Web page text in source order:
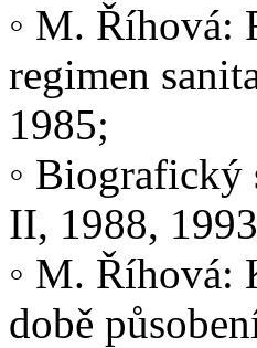
◦ M. Říhová:
regimen
1985;
◦ Biografický
II, 1988,
◦ M. Říhová:
době